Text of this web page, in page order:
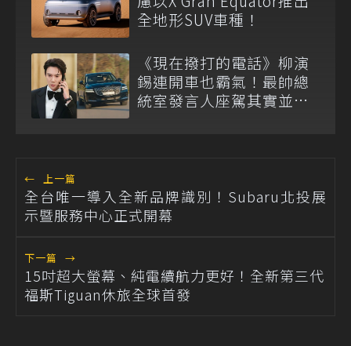
全地形SUV車種！
《現在撥打的電話》柳演
錫連開車也霸氣！最帥總
統室發言人座駕其實並非
← 上一篇
全台唯一導入全新品牌識別！Subaru北投展
示暨服務中心正式開幕
下一篇 →
15吋超大螢幕、純電續航力更好！全新第三代
福斯Tiguan休旅全球首發